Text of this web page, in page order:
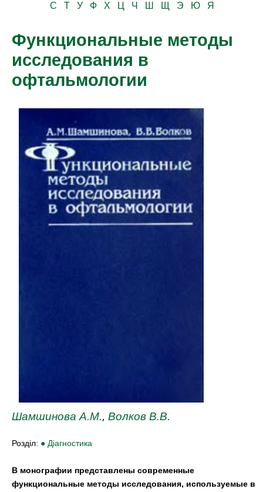
С
Т У Ф Х Ц Ч Ш Щ Э Ю Я
Функциональные методы
исследования в
офтальмологии
Шамшинова А.М., Волков В.В.
Розділ: ● Діагностика
В монографии представлены современные
функциональные методы исследования, используемые в